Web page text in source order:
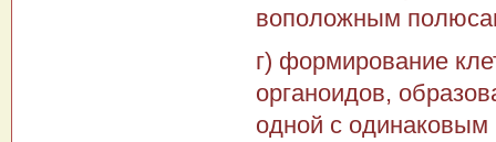
воположным
г) формирование
органоидов,
одной с